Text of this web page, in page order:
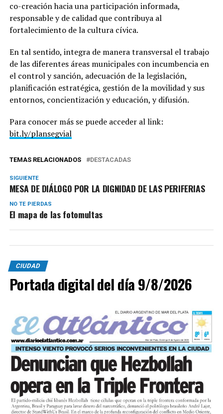
co-creación hacia una participación informada,
responsable y de calidad que contribuya al
fortalecimiento de la cultura cívica.
En tal sentido, integra de manera transversal el trabajo
de las diferentes áreas municipales con incumbencia en
el control y sanción, adecuación de la legislación,
planificación estratégica, gestión de la movilidad y sus
entornos, concientización y educación, y difusión.
Para conocer más se puede acceder al link:
bit.ly/plansegvial
TEMAS RELACIONADOS DESTACADAS
SIGUIENTE
MESA DE DIÁLOGO POR LA DIGNIDAD DE LAS PERIFERIAS
NO TE PIERDAS
El mapa de las fotomultas
CIUDAD
Portada digital del día 9/8/2026